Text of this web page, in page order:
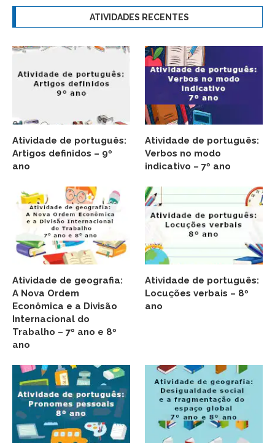
ATIVIDADES RECENTES
Atividade de português:
Artigos definidos – 9º
ano
Atividade de português:
Verbos no modo
indicativo – 7º ano
Atividade de geografia:
A Nova Ordem
Econômica e a Divisão
Internacional do
Trabalho – 7º ano e 8º
ano
Atividade de português:
Locuções verbais – 8º
ano